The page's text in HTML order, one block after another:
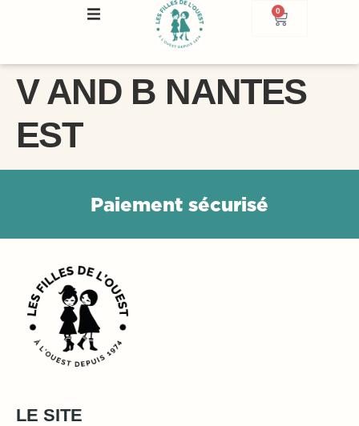
0
V AND B NANTES
EST
Paiement sécurisé
LE SITE